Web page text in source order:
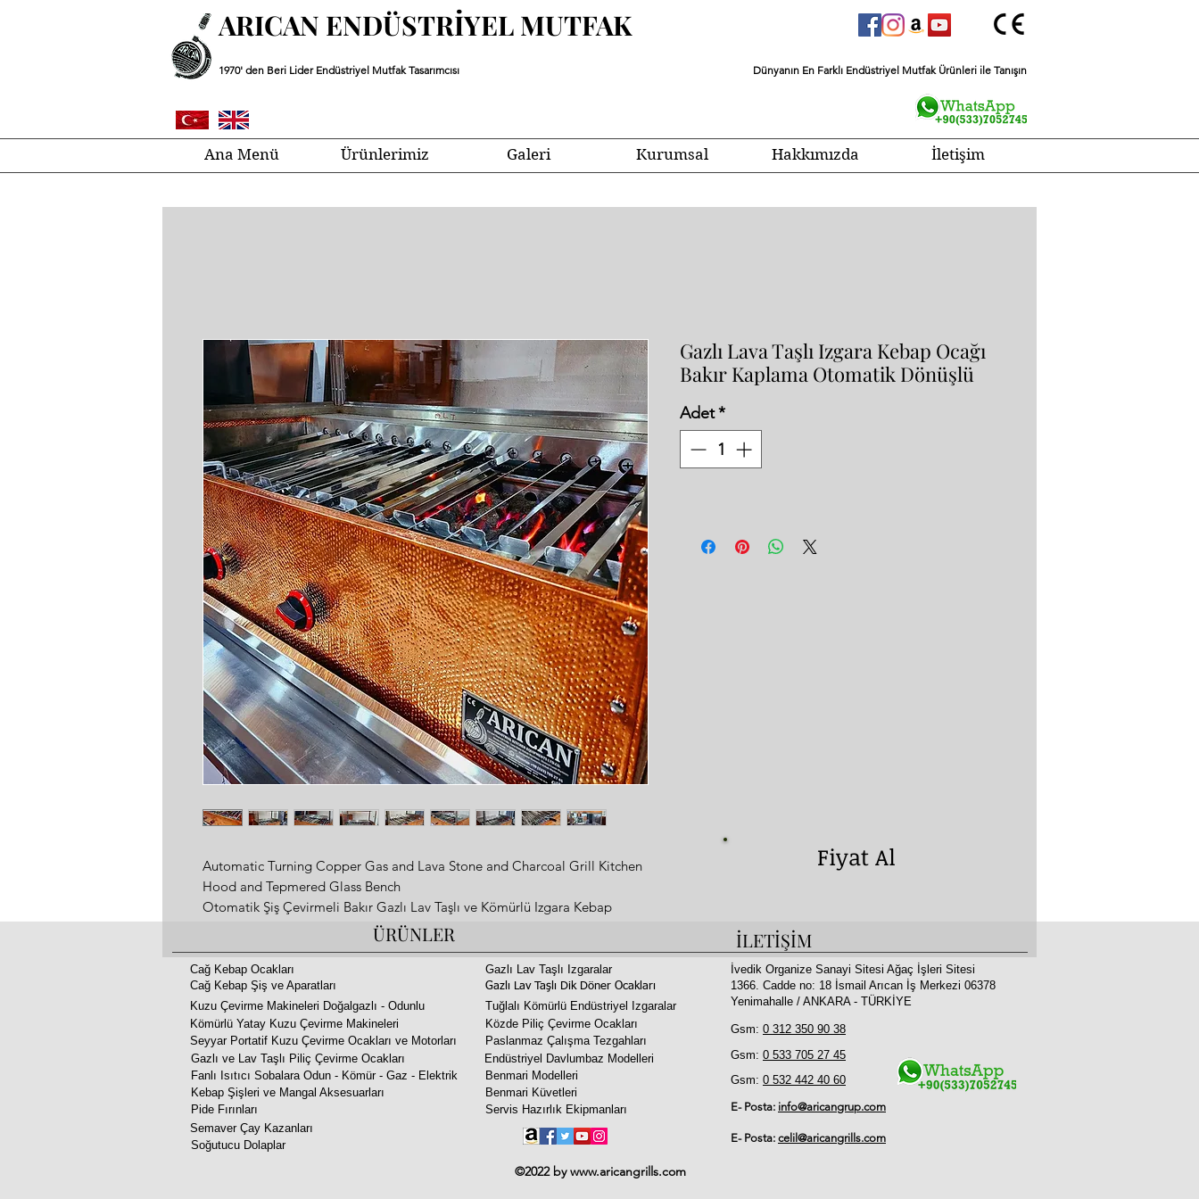
ARICAN ENDÜSTRİYEL MUTFAK
1970' den Beri Lider Endüstriyel Mutfak Tasarımcısı Dünyanın En Farklı Endüstriyel Mutfak Ürünleri ile Tanışın
Ana Menü Ürünlerimiz Galeri Kurumsal Hakkımızda İletişim
Automatic Turning Copper Gas and Lava Stone and Charcoal Grill Kitchen
Hood and Tepmered Glass Bench
Otomatik Şiş Çevirmeli Bakır Gazlı Lav Taşlı ve Kömürlü Izgara Kebap
Ocağı Davlumbaz ve Camlı Tezgah ile Birlikte
www.aricangrills.com
WhatsApp: +90 533 705 27 45
Made in TURKIYE
- In Coal Fire Flavor
- Motorized Rotisserie Mechanism
- Motor : 220V 2Rpm 16W 50Hz
- 150x90xh:210cm 30 kw
- Special Grill Design (kebab don't catch fire)
- You Can Cook All Kebabs, Including Adana Kebab, Shish Kebabs
-You can burn it with coal if you want
-There is a water tank underneath to put water in.
Gazlı Lava Taşlı Izgara Kebap Ocağı
Bakır Kaplama Otomatik Dönüşlü
Adet*
Fiyat Al
ÜRÜNLER İLETİŞİM
Cağ Kebap Ocakları
Gazlı Lav Taşlı Izgaralar
Cağ Kebap Şiş ve Aparatları
Gazlı Lav Taşlı Dik Döner Ocakları
Tuğlalı Kömürlü Endüstriyel Izgaralar
Kuzu Çevirme Makineleri Doğalgazlı - Odunlu
İvedik Organize Sanayi Sitesi Ağaç İşleri Sitesi
1366. Cadde no: 18 İsmail Arıcan İş Merkezi 06378
Yenimahalle / ANKARA - TÜRKİYE
Kömürlü Yatay Kuzu Çevirme Makineleri
Közde Piliç Çevirme Ocakları
Seyyar Portatif Kuzu Çevirme Ocakları ve Motorları
Paslanmaz Çalışma Tezgahları
Gazlı ve Lav Taşlı Piliç Çevirme Ocakları
Endüstriyel Davlumbaz Modelleri
Fanlı Isıtıcı Sobalara Odun - Kömür - Gaz - Elektrik
Benmari Modelleri
Kebap Şişleri ve Mangal Aksesuarları
Benmari Küvetleri
Gsm: 0 533 705 27 45
Pide Fırınları Servis Hazırlık Ekipmanları E- Posta: info@aricangrup.com
Gsm: 0 532 442 40 60
Gsm: 0 312 350 90 38
Semaver Çay Kazanları
Soğutucu Dolaplar
E- Posta: celil@aricangrills.com
©2022 bywww.aricangrills.com